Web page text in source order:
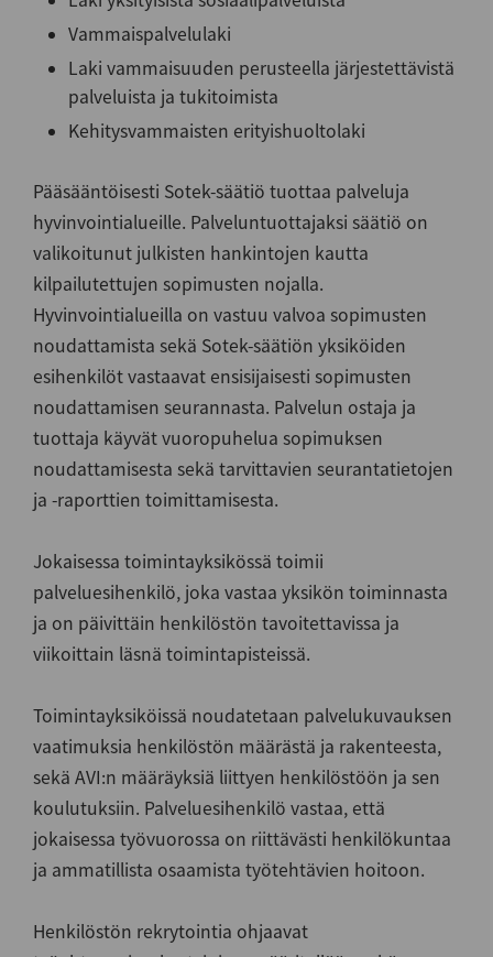
Vammaispalvelulaki
Laki vammaisuuden perusteella järjestettävistä
palveluista ja tukitoimista
Kehitysvammaisten erityishuoltolaki
Pääsääntöisesti Sotek-säätiö tuottaa palveluja
hyvinvointialueille. Palveluntuottajaksi säätiö on
valikoitunut julkisten hankintojen kautta
kilpailutettujen sopimusten nojalla.
Hyvinvointialueilla on vastuu valvoa sopimusten
noudattamista sekä Sotek-säätiön yksiköiden
esihenkilöt vastaavat ensisijaisesti sopimusten
noudattamisen seurannasta. Palvelun ostaja ja
tuottaja käyvät vuoropuhelua sopimuksen
noudattamisesta sekä tarvittavien seurantatietojen
ja -raporttien toimittamisesta.
Jokaisessa toimintayksikössä toimii
palveluesihenkilö, joka vastaa yksikön toiminnasta
ja on päivittäin henkilöstön tavoitettavissa ja
viikoittain läsnä toimintapisteissä.
Toimintayksiköissä noudatetaan palvelukuvauksen
vaatimuksia henkilöstön määrästä ja rakenteesta,
sekä AVI:n määräyksiä liittyen henkilöstöön ja sen
koulutuksiin. Palveluesihenkilö vastaa, että
jokaisessa työvuorossa on riittävästi henkilökuntaa
ja ammatillista osaamista työtehtävien hoitoon.
Henkilöstön rekrytointia ohjaavat